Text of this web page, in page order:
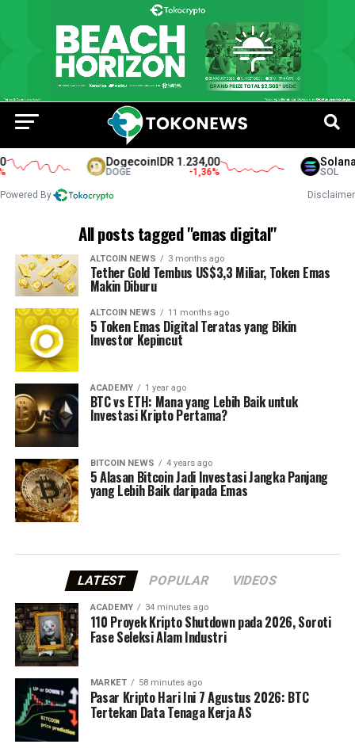
DogecoinIDR 1.234,00
DOGE -1,36%
Solana
SOL
Powered By Disclaimer
All posts tagged "emas digital"
ALTCOIN NEWS 3 months ago
Tether Gold Tembus US$3,3 Miliar, Token Emas
Makin Diburu
ALTCOIN NEWS 11 months ago
5 Token Emas Digital Teratas yang Bikin
Investor Kepincut
ACADEMY 1 year ago
BTC vs ETH: Mana yang Lebih Baik untuk
Investasi Kripto Pertama?
BITCOIN NEWS 4 years ago
5 Alasan Bitcoin Jadi Investasi Jangka Panjang
yang Lebih Baik daripada Emas
LATEST POPULAR VIDEOS
ACADEMY 34 minutes ago
110 Proyek Kripto Shutdown pada 2026, Soroti
Fase Seleksi Alam Industri
MARKET 58 minutes ago
Pasar Kripto Hari Ini 7 Agustus 2026: BTC
Tertekan Data Tenaga Kerja AS